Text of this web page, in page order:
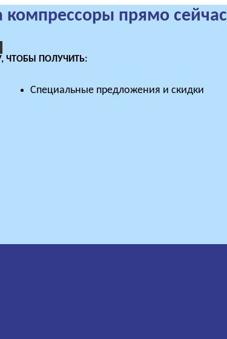
компрессоры прямо сейчас
ЧТОБЫ ПОЛУЧИТЬ:
Специальные предложения и скидки